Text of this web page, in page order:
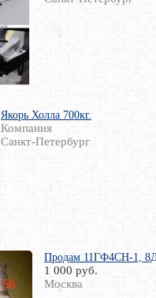
Якорь Холла 700кг.
Компания
Санкт-Петербург
Продам 11ГФ4СН-1,
1 000 руб.
Москва